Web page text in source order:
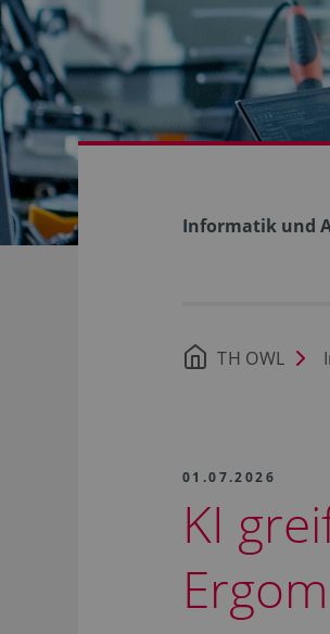
Informatik und
TH OWL
01.07.2026
KI